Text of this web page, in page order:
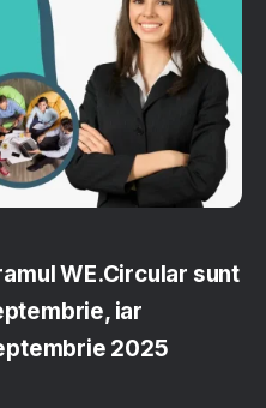
WE.Circular sunt
iar
2025